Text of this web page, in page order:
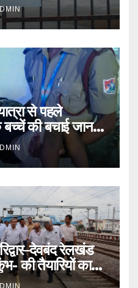
से पहले
की बचाई जान
रेलखंड
की तैयारियों का